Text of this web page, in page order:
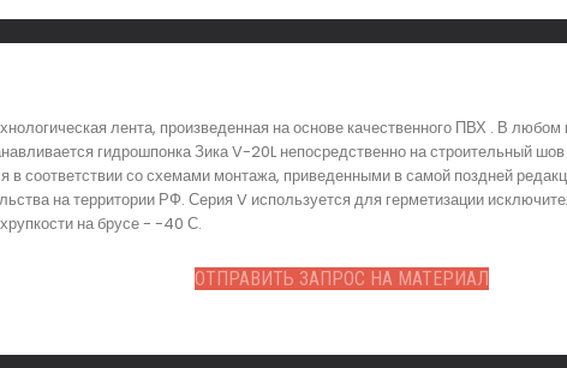
лента, произведенная на основе качественного ПВХ . В
гидрошпонка Зика V-20L непосредственно на строительный
соответствии со схемами монтажа, приведенными в самой поздней
на территории РФ. Серия V используется для герметизации
на брусе - -40 С.
ОТПРАВИТЬ ЗАПРОС НА МАТЕРИАЛ